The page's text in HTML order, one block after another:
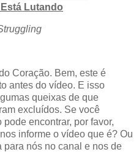
Lutando
Coração. Bem, este é
antes do vídeo. E isso
queixas de que
excluídos. Se você
encontrar, por favor,
informe o vídeo que é? Ou
nós no canal e nos de